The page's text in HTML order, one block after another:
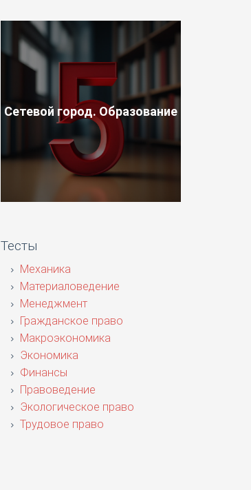
Сетевой город. Образование
Тесты
Механика
Материаловедение
Менеджмент
Гражданское право
Макроэкономика
Экономика
Финансы
Правоведение
Экологическое право
Трудовое право